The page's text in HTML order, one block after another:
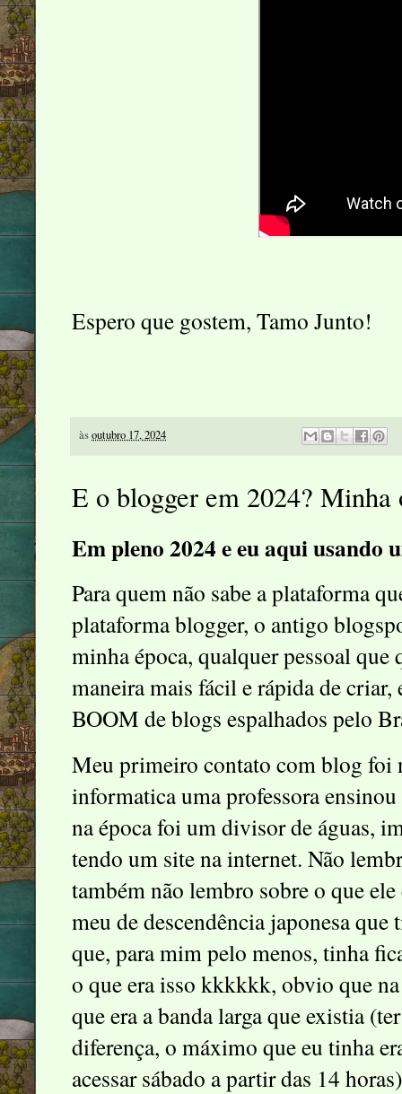
Espero que gostem, Tamo Junto!
àsoutubro 17, 2024
E o blogger em 2024?
Em pleno 2024 e eu aqui usando
Para quem não sabe a plataforma
plataforma blogger, o antigo
minha época, qualquer pessoal
maneira mais fácil e rápida de criar,
BOOM de blogs espalhados pelo
Meu primeiro contato com blog foi
informatica uma professora
na época foi um divisor de águas,
tendo um site na internet. Não
também não lembro sobre o que
meu de descendência japonesa
que, para mim pelo menos, tinha
o que era isso kkkkkk, obvio que
que era a banda larga que existia
diferença, o máximo que eu tinha
acessar sábado a partir das 14